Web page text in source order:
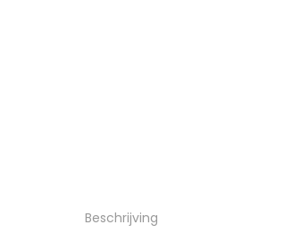
Beschrijving